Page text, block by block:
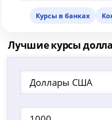
Курсы в банках
Лучшие курсы
Доллары США